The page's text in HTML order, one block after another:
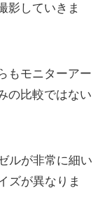
影していきま
もモニターアー
の比較ではない
ルが非常に細い
ズが異なりま